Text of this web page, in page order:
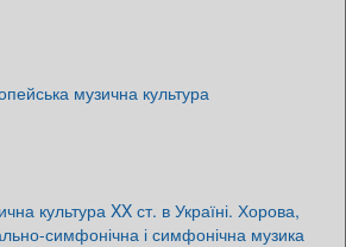
музична культура
культура XX ст. в Україні. Хорова,
симфонічна і симфонічна музика